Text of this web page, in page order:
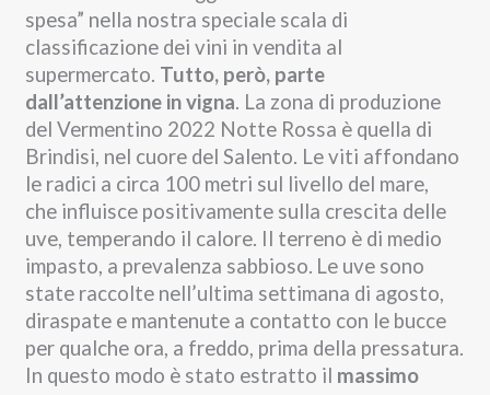
spesa” nella nostra speciale scala di
classificazione dei vini in vendita al
supermercato. Tutto, però, parte
dall’attenzione in vigna. La zona di produzione
del Vermentino 2022 Notte Rossa è quella di
Brindisi, nel cuore del Salento. Le viti affondano
le radici a circa 100 metri sul livello del mare,
che influisce positivamente sulla crescita delle
uve, temperando il calore. Il terreno è di medio
impasto, a prevalenza sabbioso. Le uve sono
state raccolte nell’ultima settimana di agosto,
diraspate e mantenute a contatto con le bucce
per qualche ora, a freddo, prima della pressatura.
In questo modo è stato estratto il massimo